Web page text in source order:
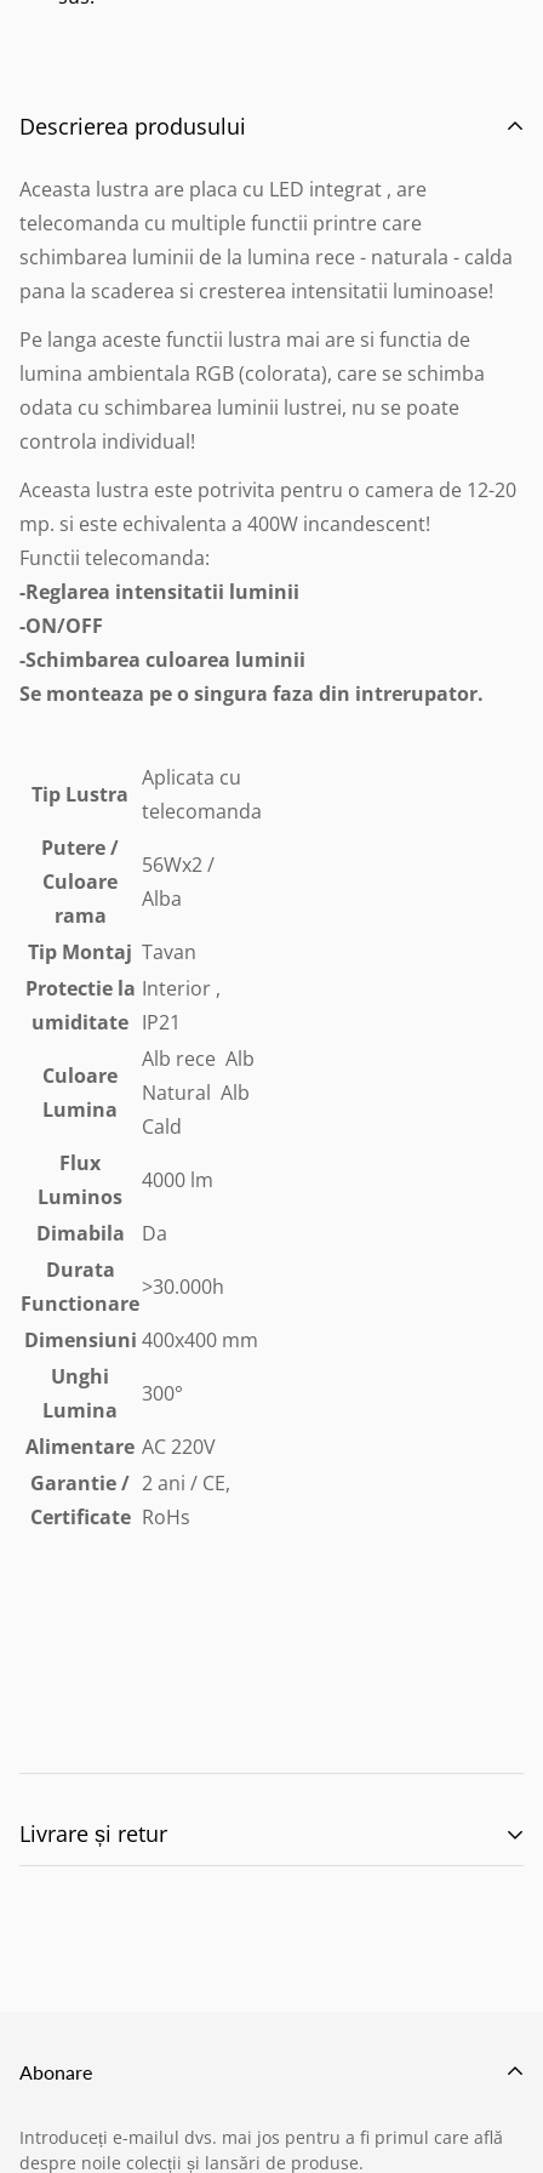
Descrierea produsului
Aceasta lustra are placa cu LED integrat , are
telecomanda cu multiple functii printre care
schimbarea luminii de la lumina rece - naturala - calda
pana la scaderea si cresterea intensitatii luminoase!
Pe langa aceste functii lustra mai are si functia de
lumina ambientala RGB (colorata), care se schimba
odata cu schimbarea luminii lustrei, nu se poate
controla individual!
Aceasta lustra este potrivita pentru o camera de 12-20
mp. si este echivalenta a 400W incandescent!
Functii telecomanda:
-Reglarea intensitatii luminii
-ON/OFF
-Schimbarea culoarea luminii
Se monteaza pe o singura faza din intrerupator.
Tip Lustra
Aplicata cu
telecomanda
Putere /
Culoare
rama
56Wx2 /
Alba
Tip Montaj Tavan
Protectie la
umiditate
Interior ,
IP21
Culoare
Lumina
Alb rece Alb
Natural Alb
Cald
Flux
Luminos
4000 lm
Dimabila
Da
Durata
Functionare
>30.000h
Dimensiuni 400x400 mm
Unghi
Lumina
300°
Alimentare AC 220V
Garantie /
Certificate
2 ani / CE,
RoHs
Livrare și retur
Această politică reglementează modul în care
produsele comandate de pe site-ul nostru sunt livrate
Abonare
Introduceți e-mailul dvs. mai jos pentru a fi primul care află
despre noile colecții și lansări de produse.